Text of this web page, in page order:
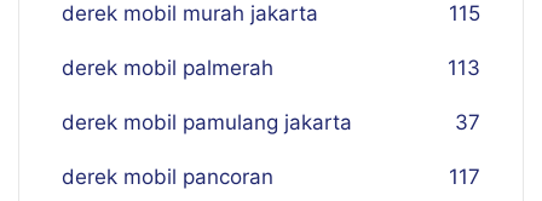
derek mobil murah jakarta 115
derek mobil palmerah 113
derek mobil pamulang jakarta 37
derek mobil pancoran 117